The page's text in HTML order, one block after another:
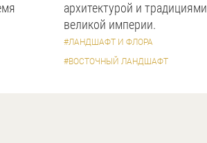
архитектурой и традициями
великой империи.
#ЛАНДШАФТ И ФЛОРА
#ВОСТОЧНЫЙ ЛАНДШАФТ